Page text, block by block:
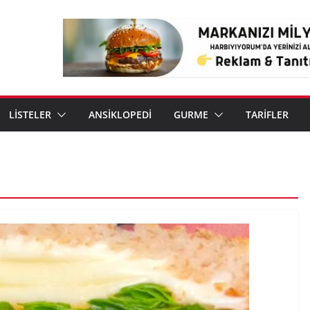
LİSTELER ANSİKLOPEDİ GURME TARİFLER